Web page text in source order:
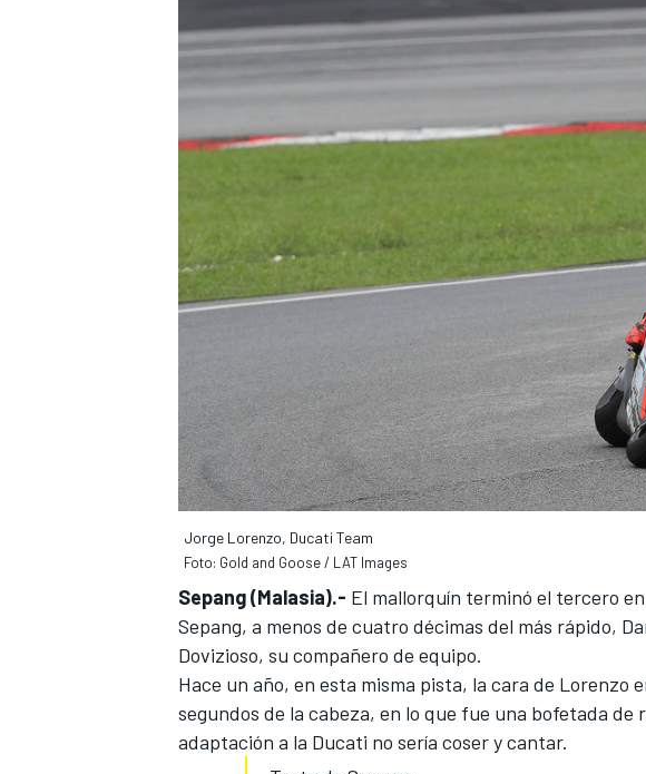
MÁS CATEGORÍAS
Jorge Lorenzo, Ducati Team
Foto: Gold and Goose / LAT Images
Sepang (Malasia).- El mallorquín terminó el tercero
Sepang, a menos de cuatro décimas del más rápido,
Dovizioso, su compañero de equipo.
Hace un año, en esta misma pista, la cara de Lorenzo
segundos de la cabeza, en lo que fue una bofetada de
adaptación a la Ducati no sería coser y cantar.